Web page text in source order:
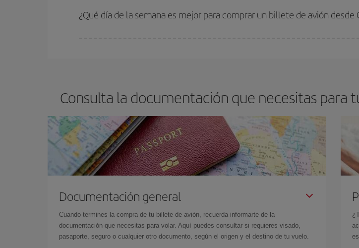
¿Qué día de la semana es mejor para comprar un billete de avión
Consulta la documentación que necesitas para
Documentación general
Cuando termines la compra de tu billete de avión, recuerda informarte de la
documentación que necesitas para volar. Aquí puedes consultar si requieres visado,
pasaporte, seguro o cualquier otro documento, según el origen y el destino de tu vuelo.